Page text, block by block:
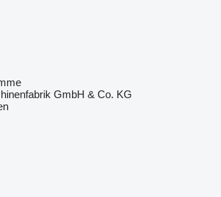
GmbH & Co. KG